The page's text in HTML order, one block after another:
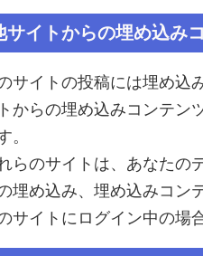
サイトからの埋め込み
サイトの投稿には埋め込
からの埋め込みコンテン
。
らのサイトは、あなたの
埋め込み、埋め込みコン
サイトにログイン中の場